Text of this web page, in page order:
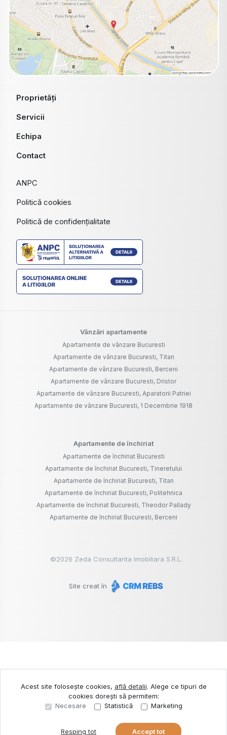
Proprietăți
Servicii
Echipa
Contact
ANPC
Politică cookies
Politică de confidențialitate
Vânzări apartamente
Apartamente de vânzare Bucuresti
Apartamente de vânzare Bucuresti, Titan
Apartamente de vânzare Bucuresti, Berceni
Apartamente de vânzare Bucuresti, Dristor
Apartamente de vânzare Bucuresti, Aparatorii Patriei
Apartamente de vânzare Bucuresti, 1 Decembrie 1918
Apartamente de închiriat
Apartamente de închiriat Bucuresti
Apartamente de închiriat Bucuresti, Tineretului
Apartamente de închiriat Bucuresti, Titan
Apartamente de închiriat Bucuresti, Politehnica
Apartamente de închiriat Bucuresti, Theodor Pallady
Apartamente de închiriat Bucuresti, Berceni
©2026 Zeda Consultanta Imobiliara S.R.L.
Site creat în
Acest site folosește cookies, află detalii. Alege ce tipuri de
cookies dorești să permitem:
Necesare
Statistică Marketing
Resping tot Accept tot